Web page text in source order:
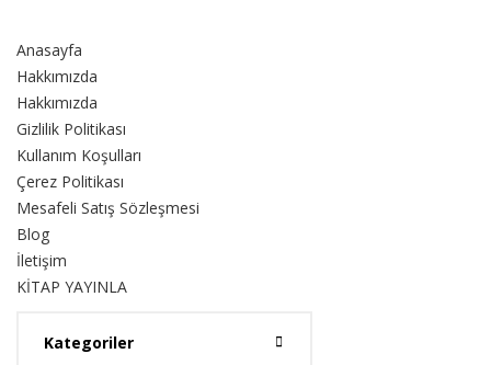
Anasayfa
Hakkımızda
Hakkımızda
Gizlilik Politikası
Kullanım Koşulları
Çerez Politikası
Mesafeli Satış Sözleşmesi
Blog
İletişim
KİTAP YAYINLA
Kategoriler